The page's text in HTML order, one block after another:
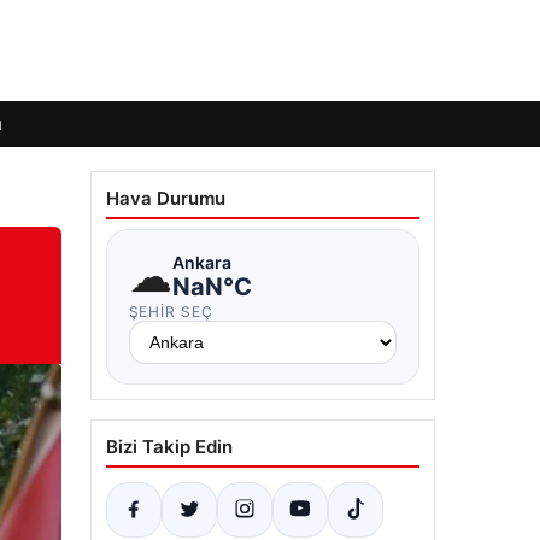
Hava Durumu
☁Ankara
NaN°C
ŞEHIR SEÇ
Bizi Takip Edin